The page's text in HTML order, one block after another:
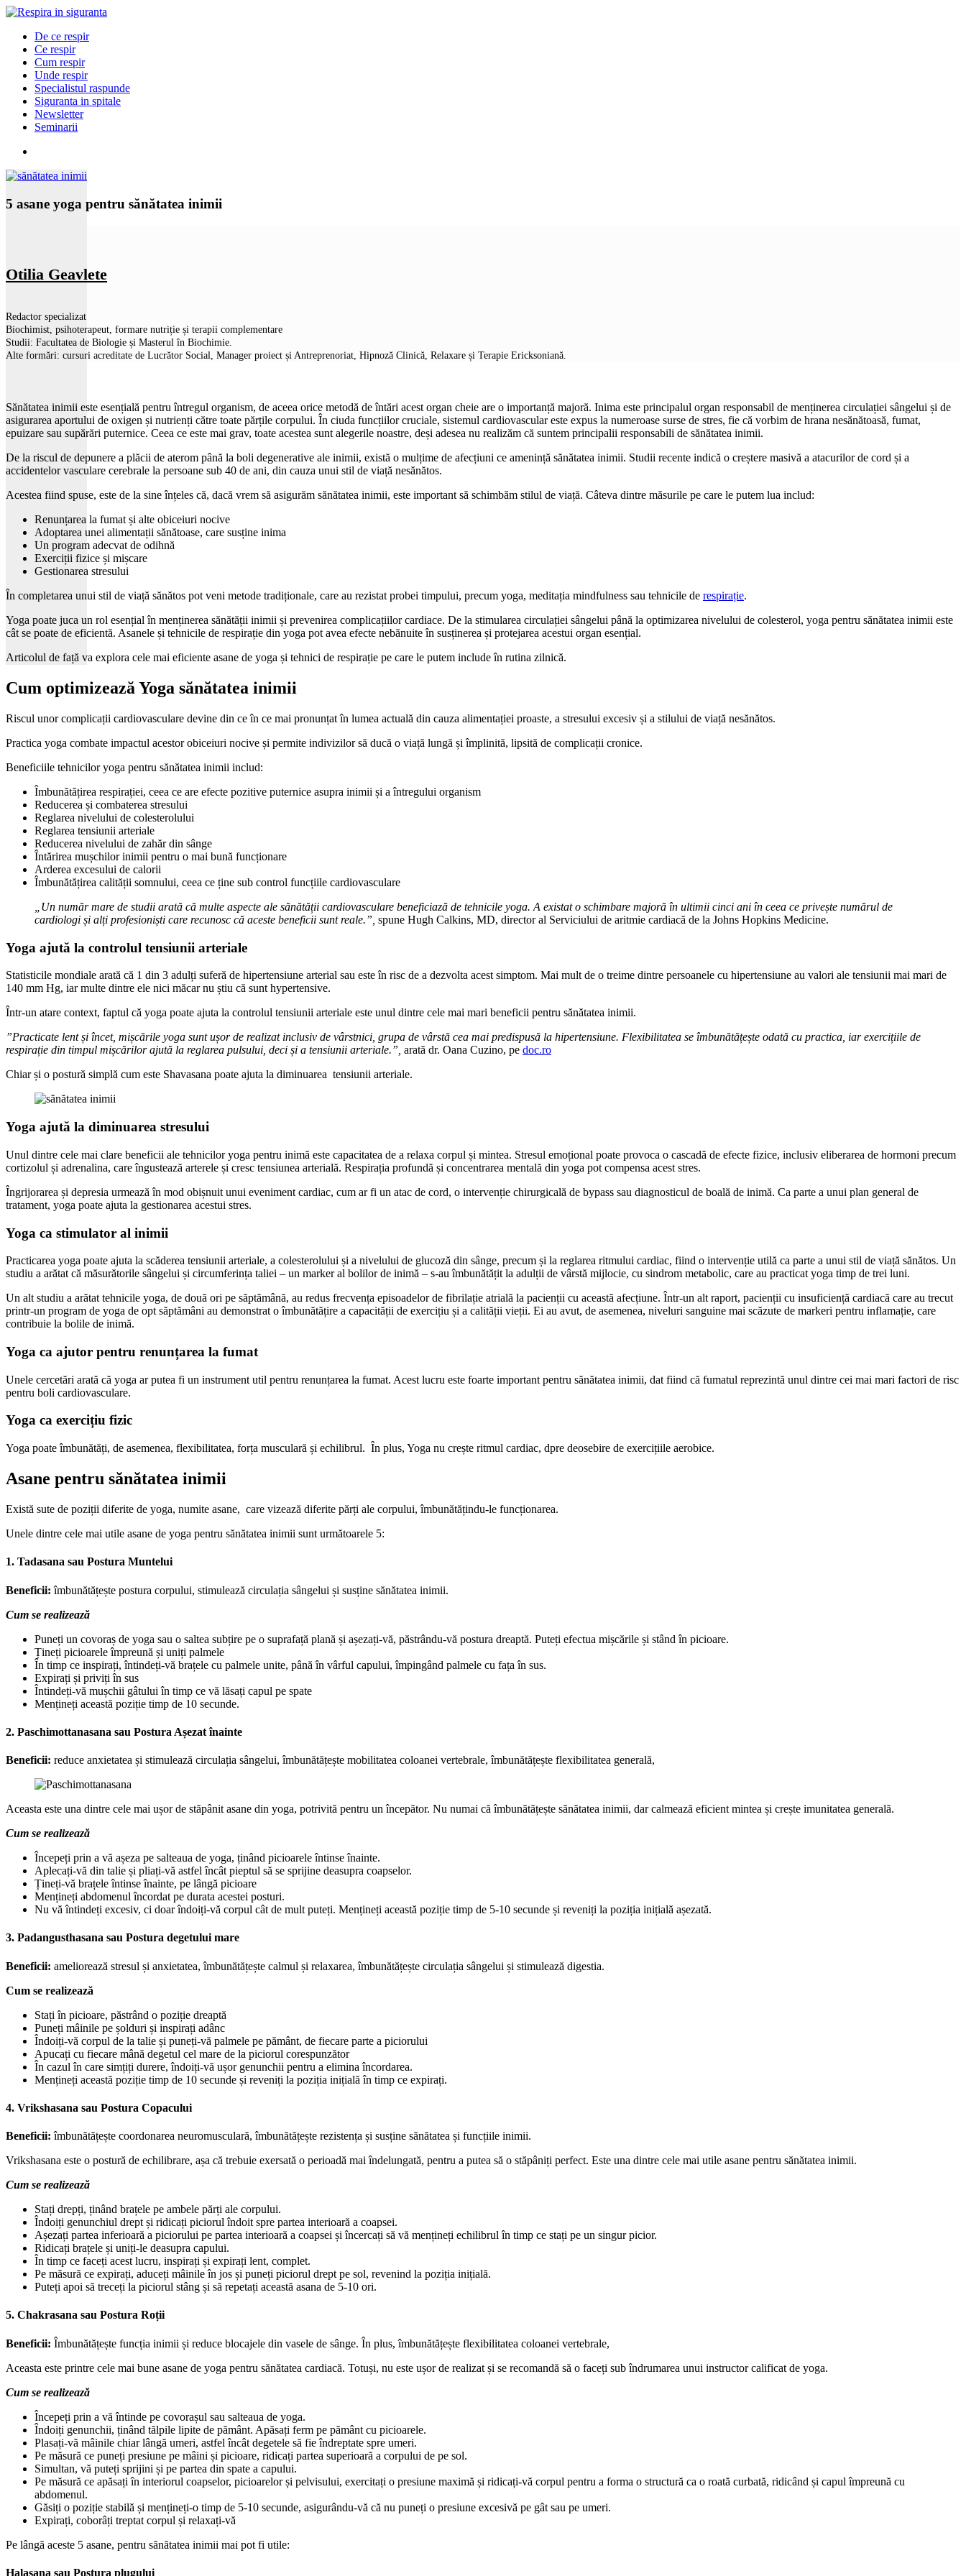
De ce respir
Ce respir
Cum respir
Unde respir
Specialistul raspunde
Siguranta in spitale
Newsletter
Seminarii
5 asane yoga pentru sănătatea inimii
Otilia Geavlete
Redactor specializat
Biochimist, psihoterapeut, formare nutriție și terapii complementare
Studii: Facultatea de Biologie și Masterul în Biochimie.
Alte formări: cursuri acreditate de Lucrător Social, Manager proiect și Antreprenoriat, Hipnoză Clinică, Relaxare și Terapie Ericksoniană.
Sănătatea inimii este esențială pentru întregul organism, de aceea orice metodă de întări acest organ cheie are o importanță majoră. Inima este principalul organ responsabil de menținerea circulației sângelui și de
asigurarea aportului de oxigen și nutrienți către toate părțile corpului. În ciuda funcțiilor cruciale, sistemul cardiovascular este expus la numeroase surse de stres, fie că vorbim de hrana nesănătoasă, fumat,
epuizare sau supărări puternice. Ceea ce este mai grav, toate acestea sunt alegerile noastre, deși adesea nu realizăm că suntem principalii responsabili de sănătatea inimii.
De la riscul de depunere a plăcii de aterom până la boli degenerative ale inimii, există o mulțime de afecțiuni ce amenință sănătatea inimii. Studii recente indică o creștere masivă a atacurilor de cord și a
accidentelor vasculare cerebrale la persoane sub 40 de ani, din cauza unui stil de viață nesănătos.
Acestea fiind spuse, este de la sine înțeles că, dacă vrem să asigurăm sănătatea inimii, este important să schimbăm stilul de viață. Câteva dintre măsurile pe care le putem lua includ:
Renunțarea la fumat și alte obiceiuri nocive
Adoptarea unei alimentații sănătoase, care susține inima
Un program adecvat de odihnă
Exerciții fizice și mișcare
Gestionarea stresului
În completarea unui stil de viață sănătos pot veni metode tradiționale, care au rezistat probei timpului, precum yoga, meditația mindfulness sau tehnicile de respirație.
Yoga poate juca un rol esențial în menținerea sănătății inimii și prevenirea complicațiilor cardiace. De la stimularea circulației sângelui până la optimizarea nivelului de colesterol, yoga pentru sănătatea inimii este
cât se poate de eficientă. Asanele și tehnicile de respirație din yoga pot avea efecte nebănuite în susținerea și protejarea acestui organ esențial.
Articolul de față va explora cele mai eficiente asane de yoga și tehnici de respirație pe care le putem include în rutina zilnică.
Cum optimizează Yoga sănătatea inimii
Riscul unor complicații cardiovasculare devine din ce în ce mai pronunțat în lumea actuală din cauza alimentației proaste, a stresului excesiv și a stilului de viață nesănătos.
Practica yoga combate impactul acestor obiceiuri nocive și permite indivizilor să ducă o viață lungă și împlinită, lipsită de complicații cronice.
Beneficiile tehnicilor yoga pentru sănătatea inimii includ:
Îmbunătățirea respirației, ceea ce are efecte pozitive puternice asupra inimii și a întregului organism
Reducerea și combaterea stresului
Reglarea nivelului de colesterolului
Reglarea tensiunii arteriale
Reducerea nivelului de zahăr din sânge
Întărirea mușchilor inimii pentru o mai bună funcționare
Arderea excesului de calorii
Îmbunătățirea calității somnului, ceea ce ține sub control funcțiile cardiovasculare
„Un număr mare de studii arată că multe aspecte ale sănătății cardiovasculare beneficiază de tehnicile yoga. A existat o schimbare majoră în ultimii cinci ani în ceea ce privește numărul de
cardiologi și alți profesioniști care recunosc că aceste beneficii sunt reale.”, spune Hugh Calkins, MD, director al Serviciului de aritmie cardiacă de la Johns Hopkins Medicine.
Yoga ajută la controlul tensiunii arteriale
Statisticile mondiale arată că 1 din 3 adulți suferă de hipertensiune arterial sau este în risc de a dezvolta acest simptom. Mai mult de o treime dintre persoanele cu hipertensiune au valori ale tensiunii mai mari de
140 mm Hg, iar multe dintre ele nici măcar nu știu că sunt hypertensive.
Într-un atare context, faptul că yoga poate ajuta la controlul tensiunii arteriale este unul dintre cele mai mari beneficii pentru sănătatea inimii.
”Practicate lent și încet, mișcările yoga sunt ușor de realizat inclusiv de vârstnici, grupa de vârstă cea mai predispusă la hipertensiune. Flexibilitatea se îmbunătățește odată cu practica, iar exercițiile de
respirație din timpul mișcărilor ajută la reglarea pulsului, deci și a tensiunii arteriale.”, arată dr. Oana Cuzino, pe doc.ro
Chiar și o postură simplă cum este Shavasana poate ajuta la diminuarea tensiunii arteriale.
Yoga ajută la diminuarea stresului
Unul dintre cele mai clare beneficii ale tehnicilor yoga pentru inimă este capacitatea de a relaxa corpul și mintea. Stresul emoțional poate provoca o cascadă de efecte fizice, inclusiv eliberarea de hormoni precum
cortizolul și adrenalina, care îngustează arterele și cresc tensiunea arterială. Respirația profundă și concentrarea mentală din yoga pot compensa acest stres.
Îngrijorarea și depresia urmează în mod obișnuit unui eveniment cardiac, cum ar fi un atac de cord, o intervenție chirurgicală de bypass sau diagnosticul de boală de inimă. Ca parte a unui plan general de
tratament, yoga poate ajuta la gestionarea acestui stres.
Yoga ca stimulator al inimii
Practicarea yoga poate ajuta la scăderea tensiunii arteriale, a colesterolului și a nivelului de glucoză din sânge, precum și la reglarea ritmului cardiac, fiind o intervenție utilă ca parte a unui stil de viață sănătos. Un
studiu a arătat că măsurătorile sângelui și circumferința taliei – un marker al bolilor de inimă – s-au îmbunătățit la adulții de vârstă mijlocie, cu sindrom metabolic, care au practicat yoga timp de trei luni.
Un alt studiu a arătat tehnicile yoga, de două ori pe săptămână, au redus frecvența episoadelor de fibrilație atrială la pacienții cu această afecțiune. Într-un alt raport, pacienții cu insuficiență cardiacă care au trecut
printr-un program de yoga de opt săptămâni au demonstrat o îmbunătățire a capacității de exercițiu și a calității vieții. Ei au avut, de asemenea, niveluri sanguine mai scăzute de markeri pentru inflamație, care
contribuie la bolile de inimă.
Yoga ca ajutor pentru renunțarea la fumat
Unele cercetări arată că yoga ar putea fi un instrument util pentru renunțarea la fumat. Acest lucru este foarte important pentru sănătatea inimii, dat fiind că fumatul reprezintă unul dintre cei mai mari factori de risc
pentru boli cardiovasculare.
Yoga ca exercițiu fizic
Yoga poate îmbunătăți, de asemenea, flexibilitatea, forța musculară și echilibrul. În plus, Yoga nu crește ritmul cardiac, dpre deosebire de exercițiile aerobice.
Asane pentru sănătatea inimii
Există sute de poziții diferite de yoga, numite asane, care vizează diferite părți ale corpului, îmbunătățindu-le funcționarea.
Unele dintre cele mai utile asane de yoga pentru sănătatea inimii sunt următoarele 5:
1. Tadasana sau Postura Muntelui
Beneficii: îmbunătățește postura corpului, stimulează circulația sângelui și susține sănătatea inimii.
Cum se realizează
Puneți un covoraș de yoga sau o saltea subțire pe o suprafață plană și așezați-vă, păstrându-vă postura dreaptă. Puteți efectua mișcările și stând în picioare.
Țineți picioarele împreună și uniți palmele
În timp ce inspirați, întindeți-vă brațele cu palmele unite, până în vârful capului, împingând palmele cu fața în sus.
Expirați și priviți în sus
Întindeți-vă mușchii gâtului în timp ce vă lăsați capul pe spate
Mențineți această poziție timp de 10 secunde.
2. Paschimottanasana sau Postura Așezat înainte
Beneficii: reduce anxietatea și stimulează circulația sângelui, îmbunătățește mobilitatea coloanei vertebrale, îmbunătățește flexibilitatea generală,
Aceasta este una dintre cele mai ușor de stăpânit asane din yoga, potrivită pentru un începător. Nu numai că îmbunătățește sănătatea inimii, dar calmează eficient mintea și crește imunitatea generală.
Cum se realizează
Începeți prin a vă așeza pe salteaua de yoga, ținând picioarele întinse înainte.
Aplecați-vă din talie și pliați-vă astfel încât pieptul să se sprijine deasupra coapselor.
Țineți-vă brațele întinse înainte, pe lângă picioare
Mențineți abdomenul încordat pe durata acestei posturi.
Nu vă întindeți excesiv, ci doar îndoiți-vă corpul cât de mult puteți. Mențineți această poziție timp de 5-10 secunde și reveniți la poziția inițială așezată.
3. Padangusthasana sau Postura degetului mare
Beneficii: ameliorează stresul și anxietatea, îmbunătățește calmul și relaxarea, îmbunătățește circulația sângelui și stimulează digestia.
Cum se realizează
Stați în picioare, păstrând o poziție dreaptă
Puneți mâinile pe șolduri și inspirați adânc
Îndoiți-vă corpul de la talie și puneți-vă palmele pe pământ, de fiecare parte a piciorului
Apucați cu fiecare mână degetul cel mare de la piciorul corespunzător
În cazul în care simțiți durere, îndoiți-vă ușor genunchii pentru a elimina încordarea.
Mențineți această poziție timp de 10 secunde și reveniți la poziția inițială în timp ce expirați.
4. Vrikshasana sau Postura Copacului
Beneficii: îmbunătățește coordonarea neuromusculară, îmbunătățește rezistența și susține sănătatea și funcțiile inimii.
Vrikshasana este o postură de echilibrare, așa că trebuie exersată o perioadă mai îndelungată, pentru a putea să o stăpâniți perfect. Este una dintre cele mai utile asane pentru sănătatea inimii.
Cum se realizează
Stați drepți, ținând brațele pe ambele părți ale corpului.
Îndoiți genunchiul drept și ridicați piciorul îndoit spre partea interioară a coapsei.
Așezați partea inferioară a piciorului pe partea interioară a coapsei și încercați să vă mențineți echilibrul în timp ce stați pe un singur picior.
Ridicați brațele și uniți-le deasupra capului.
În timp ce faceți acest lucru, inspirați și expirați lent, complet.
Pe măsură ce expirați, aduceți mâinile în jos și puneți piciorul drept pe sol, revenind la poziția inițială.
Puteți apoi să treceți la piciorul stâng și să repetați această asana de 5-10 ori.
5. Chakrasana sau Postura Roții
Beneficii: Îmbunătățește funcția inimii și reduce blocajele din vasele de sânge. În plus, îmbunătățește flexibilitatea coloanei vertebrale,
Aceasta este printre cele mai bune asane de yoga pentru sănătatea cardiacă. Totuși, nu este ușor de realizat și se recomandă să o faceți sub îndrumarea unui instructor calificat de yoga.
Cum se realizează
Începeți prin a vă întinde pe covorașul sau salteaua de yoga.
Îndoiți genunchii, ținând tălpile lipite de pământ. Apăsați ferm pe pământ cu picioarele.
Plasați-vă mâinile chiar lângă umeri, astfel încât degetele să fie îndreptate spre umeri.
Pe măsură ce puneți presiune pe mâini și picioare, ridicați partea superioară a corpului de pe sol.
Simultan, vă puteți sprijini și pe partea din spate a capului.
Pe măsură ce apăsați în interiorul coapselor, picioarelor și pelvisului, exercitați o presiune maximă și ridicați-vă corpul pentru a forma o structură ca o roată curbată, ridicând și capul împreună cu
abdomenul.
Găsiți o poziție stabilă și mențineți-o timp de 5-10 secunde, asigurându-vă că nu puneți o presiune excesivă pe gât sau pe umeri.
Expirați, coborâți treptat corpul și relaxați-vă
Pe lângă aceste 5 asane, pentru sănătatea inimii mai pot fi utile:
Halasana sau Postura plugului